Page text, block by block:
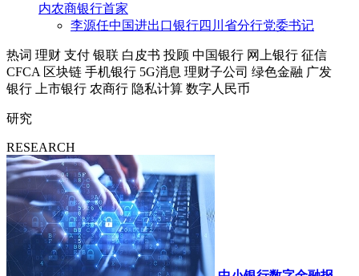
内农商银行首家
李源任中国进出口银行四川省分行党委书记
热词 理财 支付 银联 白皮书 投顾 中国银行 网上银行 征信
CFCA 区块链 手机银行 5G消息 理财子公司 绿色金融 广发
银行
上市银行 农商行 隐私计算 数字人民币
研究
RESEARCH